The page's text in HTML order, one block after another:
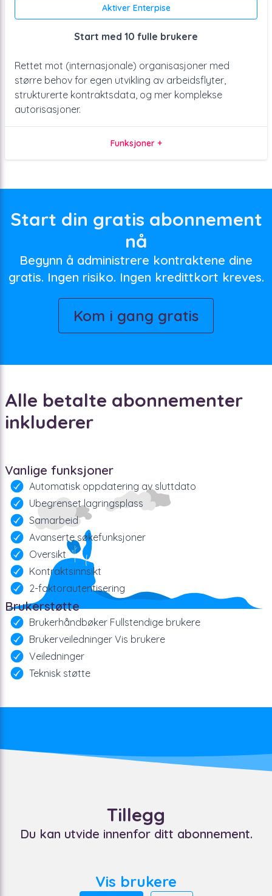
Aktiver Enterpise
Start med 10 fulle brukere
Rettet mot (internasjonale) organisasjoner med
større behov for egen utvikling av arbeidsflyter,
strukturerte kontraktsdata, og mer komplekse
autorisasjoner.
Funksjoner +
Start din gratis abonnement
nå
Begynn å administrere kontraktene dine
gratis. Ingen risiko. Ingen kredittkort kreves.
Kom i gang gratis
Alle betalte abonnementer
inkluderer
Vanlige funksjoner
Automatisk oppdatering av sluttdato
Ubegrenset lagringsplass
Samarbeid
Avanserte søkefunksjoner
Oversikt
Kontraktsinnsikt
2-faktorautentisering
Brukerstøtte
Brukerhåndbøker Fullstendige brukere
Brukerveiledninger Vis brukere
Veiledninger
Teknisk støtte
Tillegg
Du kan utvide innenfor ditt abonnement.
Vis brukere